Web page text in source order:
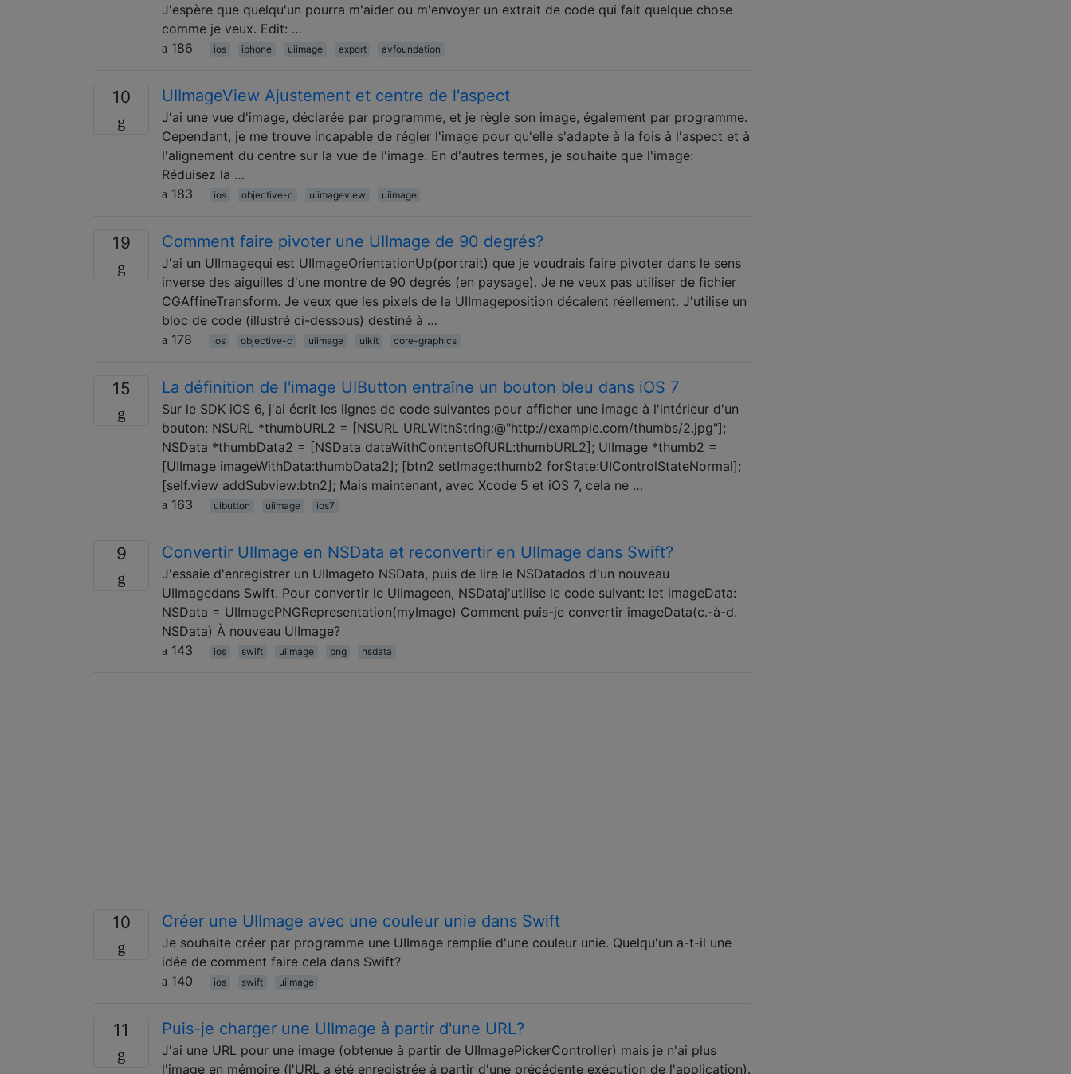
J'espère que quelqu'un pourra m'aider ou m'envoyer un extrait de code qui fait quelque chose
comme je veux. Edit: …
186
ios iphone uiimage export avfoundation
10 UIImageView Ajustement et centre de l'aspect
J'ai une vue d'image, déclarée par programme, et je règle son image, également par programme.
Cependant, je me trouve incapable de régler l'image pour qu'elle s'adapte à la fois à l'aspect et à
l'alignement du centre sur la vue de l'image. En d'autres termes, je souhaite que l'image:
Réduisez la …
183
ios objective-c uiimageview uiimage
19 Comment faire pivoter une UIImage de 90 degrés?
J'ai un UIImagequi est UIImageOrientationUp(portrait) que je voudrais faire pivoter dans le sens
inverse des aiguilles d'une montre de 90 degrés (en paysage). Je ne veux pas utiliser de fichier
CGAffineTransform. Je veux que les pixels de la UIImageposition décalent réellement. J'utilise un
bloc de code (illustré ci-dessous) destiné à …
178
ios objective-c uiimage uikit core-graphics
15 La définition de l'image UIButton entraîne un bouton bleu dans iOS 7
Sur le SDK iOS 6, j'ai écrit les lignes de code suivantes pour afficher une image à l'intérieur d'un
bouton: NSURL *thumbURL2 = [NSURL URLWithString:@"http://example.com/thumbs/2.jpg"];
NSData *thumbData2 = [NSData dataWithContentsOfURL:thumbURL2]; UIImage *thumb2 =
[UIImage imageWithData:thumbData2]; [btn2 setImage:thumb2 forState:UIControlStateNormal];
[self.view addSubview:btn2]; Mais maintenant, avec Xcode 5 et iOS 7, cela ne …
163
uibutton uiimage ios7
9 Convertir UIImage en NSData et reconvertir en UIImage dans Swift?
J'essaie d'enregistrer un UIImageto NSData, puis de lire le NSDatados d'un nouveau
UIImagedans Swift. Pour convertir le UIImageen, NSDataj'utilise le code suivant: let imageData:
NSData = UIImagePNGRepresentation(myImage) Comment puis-je convertir imageData(c.-à-d.
NSData) À nouveau UIImage?
143
ios swift uiimage png nsdata
10 Créer une UIImage avec une couleur unie dans Swift
Je souhaite créer par programme une UIImage remplie d'une couleur unie. Quelqu'un a-t-il une
idée de comment faire cela dans Swift?
140
ios swift uiimage
11 Puis-je charger une UIImage à partir d'une URL?
J'ai une URL pour une image (obtenue à partir de UIImagePickerController) mais je n'ai plus
l'image en mémoire (l'URL a été enregistrée à partir d'une précédente exécution de l'application).